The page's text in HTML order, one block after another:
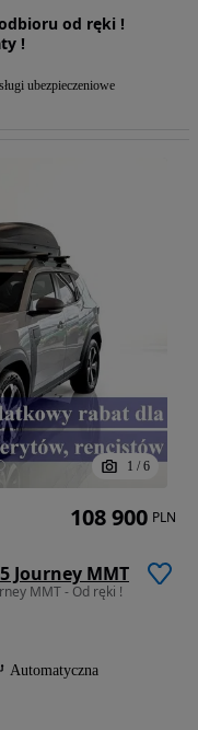
od ręki !
!
ubezpieczeniowe
1 / 6
Journey MMT
MMT - Od ręki !
Automatyczna
108 900 PLN